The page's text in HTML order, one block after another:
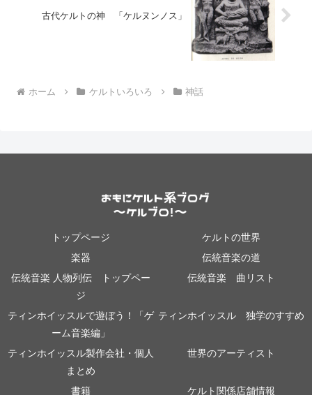
古代ケルトの神 「ケルヌンノス」
ホーム ケルトいろいろ 神話
トップページ
ケルトの世界
楽器
伝統音楽の道
伝統音楽 人物列伝 トップペー
ジ
伝統音楽 曲リスト
ティンホイッスルで遊ぼう！「ゲ
ーム音楽編」
ティンホイッスル 独学のすすめ
ティンホイッスル製作会社・個人
まとめ
世界のアーティスト
書籍 ケルト関係店舗情報